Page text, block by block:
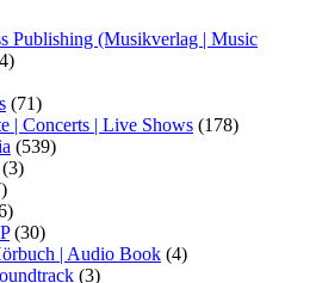
Publishing (Musikverlag | Music
(71)
| Concerts | Live Shows (178)
(539)
(3)
(30)
| Audio Book (4)
(3)